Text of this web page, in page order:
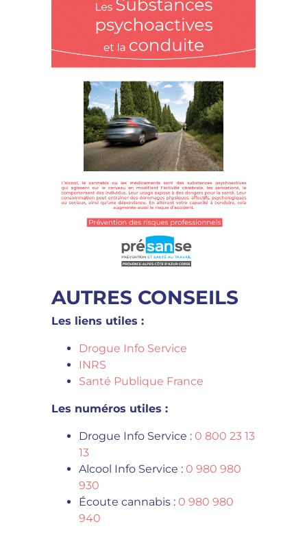
AUTRES CONSEILS
Les liens utiles :
Drogue Info Service
INRS
Santé Publique France
Les numéros utiles :
Drogue Info Service : 0 800 23 13
13
Alcool Info Service : 0 980 980
930
Écoute cannabis : 0 980 980
940